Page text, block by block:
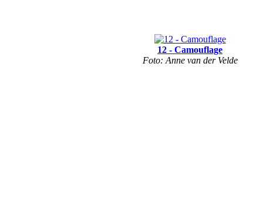
12 - Camouflage
Foto: Anne van der Velde